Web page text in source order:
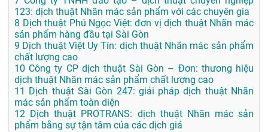
123: dịch thuật Nhãn mác sản phẩm với các chuyên gia
8 Dịch thuật Phú Ngọc Việt: đơn vị dịch thuật Nhãn mác
sản phẩm hàng đầu tại Sài Gòn
9 Dịch thuật Việt Uy Tín: dịch thuật Nhãn mác sản phẩm
chất lượng cao
10 Công ty CP dịch thuật Sài Gòn – Đơn: thương hiệu
dịch thuật Nhãn mác sản phẩm chất lượng cao
11
Dịch thuật Sài Gòn 247: giải pháp dịch thuật Nhãn
mác sản phẩm toàn diện
12 Dịch thuật PROTRANS: dịch thuật Nhãn mác sản
phẩm bằng sự tận tâm của các dịch giả